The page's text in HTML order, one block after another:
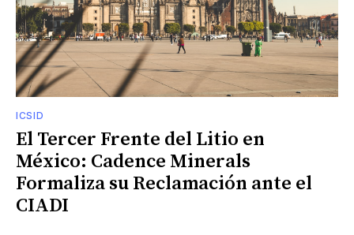
ICSID
El Tercer Frente del Litio en
México: Cadence Minerals
Formaliza su Reclamación ante el
CIADI